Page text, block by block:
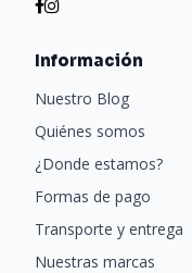
Información
Nuestro Blog
Quiénes somos
¿Donde estamos?
Formas de pago
Transporte y entrega
Nuestras marcas